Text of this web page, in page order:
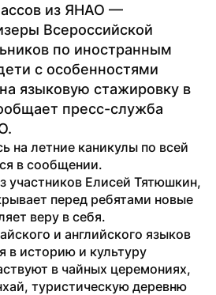
из ЯНАО —
Всероссийской
по иностранным
с особенностями
языковую стажировку в
пресс-служба
на летние каникулы по всей
в сообщении.
участников Елисей Тятюшкин,
перед ребятами новые
веру в себя.
и английского языков
в историю и культуру
в чайных церемониях,
туристическую деревню